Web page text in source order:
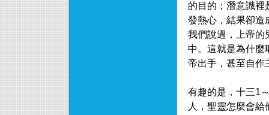
的目的；潛意識裡
發熱心，結果卻造
我們說過，上帝的
中。這就是為什麼
帝出手，甚至自作
有趣的是，十三1
人，聖靈怎麼會